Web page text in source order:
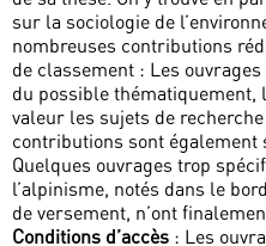
sur la sociologie de
nombreuses contributions
de classement : Les
du possible thématiquement,
valeur les sujets de
contributions sont également
Quelques ouvrages trop
l’alpinisme, notés dans le
de versement, n’ont
Conditions d’accès : Les